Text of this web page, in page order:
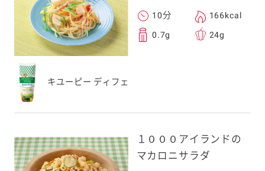
10分 166kcal
0.7g 24g
キユーピー ディフェ
１０００アイランドの
マカロニサラダ